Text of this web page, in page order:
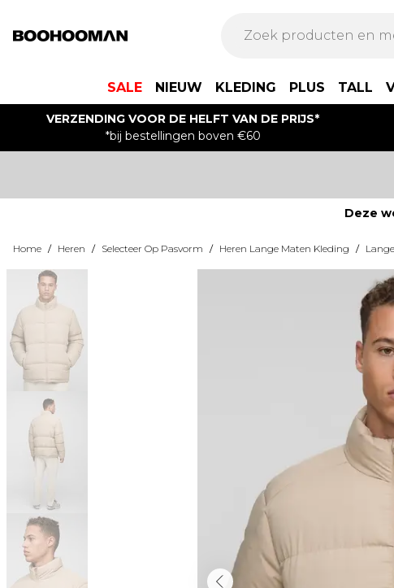
SALE NIEUW KLEDING PLUS TALL
VERZENDING VOOR DE HELFT VAN DE PRIJS*
*bij bestellingen boven €60
Deze
Home / Heren / Selecteer Op Pasvorm / Heren Lange Maten Kleding /